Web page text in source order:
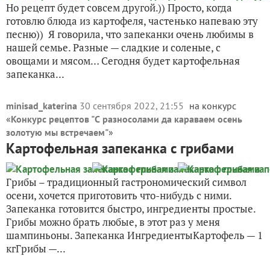
Но рецепт будет совсем другой.)) Просто, когда
готовлю блюда из картофеля, частенько напеваю эту
песню)) Я говорила, что запеканки очень любимы в
нашей семье. Разные — сладкие и соленые, с
овощами и мясом… Сегодня будет картофельная
запеканка...
minisad_katerina 30 сентября 2022, 21:55 на конкурс
«Конкурс рецептов "С разносолами да караваем осень
золотую мы встречаем"»
Картофельная запеканка с грибами
Грибы – традиционный гастрономический символ
осени, хочется приготовить что-нибудь с ними.
Запеканка готовится быстро, ингредиенты простые.
Грибы можно брать любые, в этот раз у меня
шампиньоны. Запеканка ИнгредиентыКартофель — 1
кгГрибы —...